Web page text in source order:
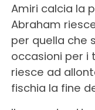
Amiri calcia la
Abraham
per quella che
occasioni per i
riesce ad
fischia la fine